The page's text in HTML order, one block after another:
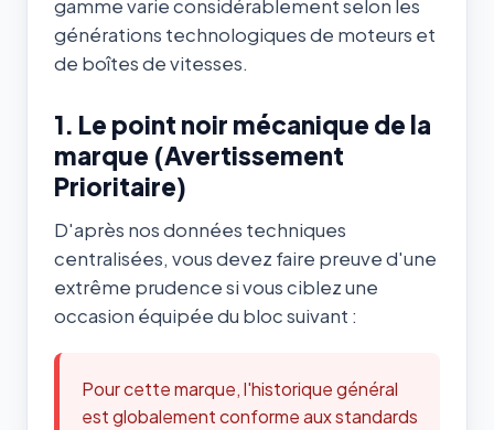
gamme varie considérablement selon les
générations technologiques de moteurs et
de boîtes de vitesses.
1. Le point noir mécanique de la
marque (Avertissement
Prioritaire)
D'après nos données techniques
centralisées, vous devez faire preuve d'une
extrême prudence si vous ciblez une
occasion équipée du bloc suivant :
Pour cette marque, l'historique général
est globalement conforme aux standards